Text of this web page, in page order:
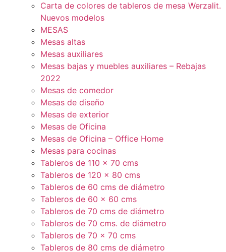
Carta de colores de tableros de mesa Werzalit.
Nuevos modelos
MESAS
Mesas altas
Mesas auxiliares
Mesas bajas y muebles auxiliares – Rebajas
2022
Mesas de comedor
Mesas de diseño
Mesas de exterior
Mesas de Oficina
Mesas de Oficina – Office Home
Mesas para cocinas
Tableros de 110 x 70 cms
Tableros de 120 x 80 cms
Tableros de 60 cms de diámetro
Tableros de 60 x 60 cms
Tableros de 70 cms de diámetro
Tableros de 70 cms. de diámetro
Tableros de 70 x 70 cms
Tableros de 80 cms de diámetro